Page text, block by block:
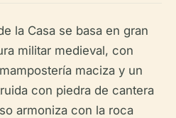
la Casa se basa en gran
militar medieval, con
maciza y un
con piedra de cantera
armoniza con la roca